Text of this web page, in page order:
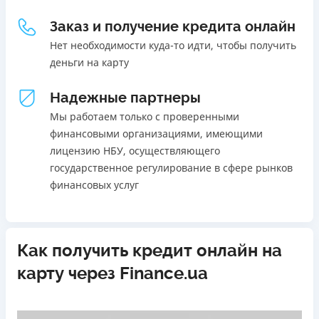
В кассах и терминалах отделений
Онлайн (через сайт или интернет-банкинг)
Через терминалы самообслуживания
Лицензия НБУ
Лицензия переоформлена 27.03.2024 г.
Вся информация о кредите
ПОЛУЧИТЬ ЗАЙМ
Ежемесячная комиссия
Акция: ставка 0,01% на первый платеж при
использовании промокода;
Быстрый онлайн кредит на банковскую карту без
залога и поручителей;
Процесс полностью автоматизирован и занимает до 5
минут;
Нет программы лояльности для постоянных клиентов
Нет круглосуточной поддержки по телефону, в Viber,
Заказ и получение кредита онлайн
Нет необходимости куда-то идти, чтобы получить
деньги на карту
Надежные партнеры
Мы работаем только с проверенными
финансовыми организациями, имеющими
лицензию НБУ, осуществляющего
государственное регулирование в сфере рынков
финансовых услуг
Как получить кредит онлайн на
карту через Finance.ua